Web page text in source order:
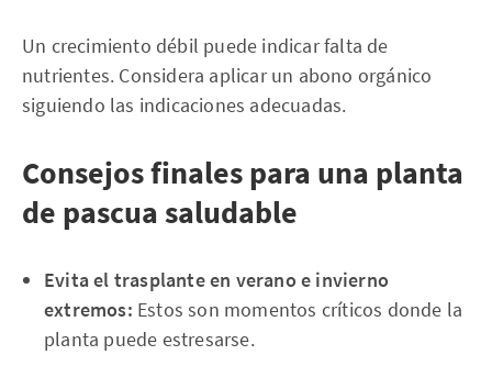
Un crecimiento débil puede indicar falta de
nutrientes. Considera aplicar un abono orgánico
siguiendo las indicaciones adecuadas.
Consejos finales para una planta
de pascua saludable
Evita el trasplante en verano e invierno
extremos: Estos son momentos críticos donde la
planta puede estresarse.